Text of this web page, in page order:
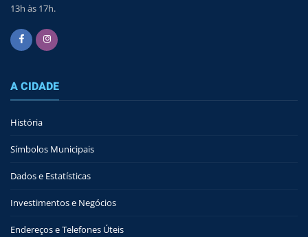
13h às 17h.
A CIDADE
História
Símbolos Municipais
Dados e Estatísticas
Investimentos e Negócios
Endereços e Telefones Úteis